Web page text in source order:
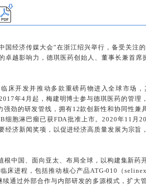
经济传媒大会”在浙江绍兴举行，备受关注
越影响力，德琪医药创始人、董事长兼首
床开发并推动多款重磅药物进入全球市场
年4月起，梅建明博士参与德琪医药的管理
劲的研发管线，拥有12款创新性和协同性兼
胞淋巴瘤已获FDA批准上市。2020年11月
济新闻奖项，以促进经济高质量发展为宗旨
中国、面向亚太、布局全球，以构建集新药
床进程，包括推动核心产品ATG-010（
通过外部合作与内部研发的多源模式，扩大